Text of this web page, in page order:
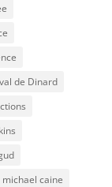
de Dinard
michael caine